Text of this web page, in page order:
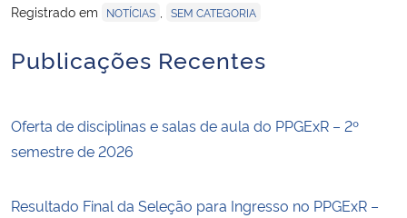
Controladoria-Geral da União
Ministério da Mulher, da Família e dos Direitos Humanos
Secretaria de Governo
Gabinete de Segurança Institucional
Registrado em
NOTÍCIAS SEM CATEGORIA
Publicações Recentes
Oferta de disciplinas e salas de aula do PPGExR – 2º
semestre de 2026
Resultado Final da Seleção para Ingresso no PPGExR –